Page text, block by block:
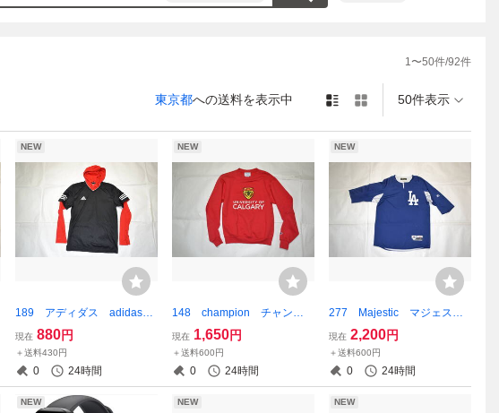
1〜50件/92件
東京都への送料を表示中 50件表示
NEW
189 アディダス adidas
サッカーシャツ フード付
き ブラック×レッド Lサイ
ズ
現在 880円
＋送料430円
0 24時間
NEW
148 champion チャンピ
オン カナダ カルガリー大
学 スウェット XSサイ
ズ UNIVERSITY OF CALG
ARY
現在 1,650円
＋送料600円
0 24時間
NEW
277 Majestic マジェステ
ィック メジャーリーグ ロ
サンゼルス ドジャース ト
レーニングシャツ COOLBA
SE
現在 2,200円
＋送料600円
0 24時間
NEW NEW NEW